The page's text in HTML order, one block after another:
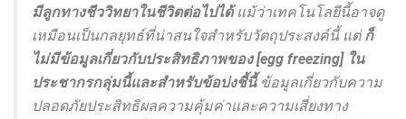
มีลูกทางชีววิทยาในชีวิตต่อไปได้แม้ว่าเทคโนโลยีนี้อาจดู
เหมือนเป็นกลยุทธ์ที่น่าสนใจสำหรับวัตถุประสงค์นี้ แต่ก็
ไม่มีข้อมูลเกี่ยวกับประสิทธิภาพของ [egg freezing] ใน
ประชากรกลุ่มนี้และสำหรับข้อบ่งชี้นี้ข้อมูลเกี่ยวกับความ
ปลอดภัยประสิทธิผลความคุ้มค่าและความเสี่ยงทาง